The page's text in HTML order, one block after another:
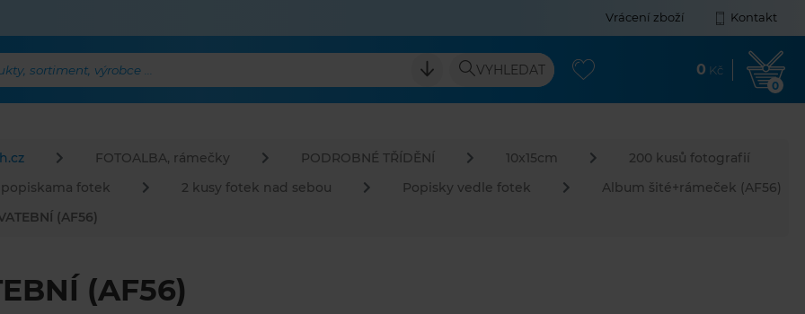
Vrácení zboží Kontakt
sortiment, výrobce ... VYHLEDAT 0 Kč
0
FOTOALBA, rámečky PODROBNÉ TŘÍDĚNÍ 10x15cm
200 kusů fotografií
popiskama fotek
2 kusy fotek nad sebou Popisky vedle fotek
Album šité+rámeček (AF56)
(AF56)
(AF56)